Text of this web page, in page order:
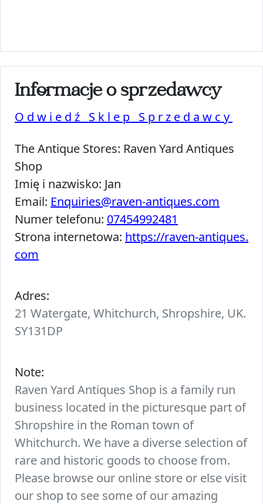
Informacje o sprzedawcy
Odwiedź Sklep Sprzedawcy
The Antique Stores: Raven Yard Antiques
Shop
Imię i nazwisko: Jan
Email: Enquiries@raven-antiques.com
Numer telefonu: 07454992481
Strona internetowa: https://raven-antiques.
com
Adres:
21 Watergate, Whitchurch, Shropshire, UK.
SY131DP
Note:
Raven Yard Antiques Shop is a family run
business located in the picturesque part of
Shropshire in the Roman town of
Whitchurch. We have a diverse selection of
rare and historic goods to choose from.
Please browse our online store or else visit
our shop to see some of our amazing